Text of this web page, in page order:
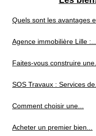
Quels sont les avantages
Agence immobilière Lille :...
Faites-vous construire une...
SOS Travaux : Services
Comment choisir une...
Acheter un premier bien...